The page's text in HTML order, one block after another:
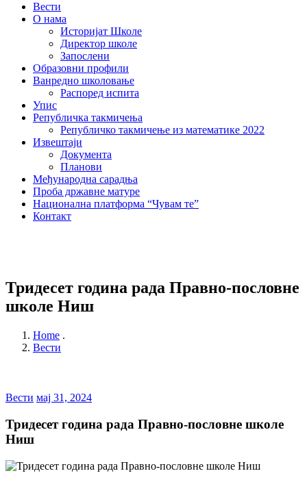
Вести
О нама
Историјат Школе
Директор школе
Запослени
Образовни профили
Ванредно школовање
Распоред испита
Упис
Републичка такмичења
Републичко такмичење из математике 2022
Извештаји
Документа
Планови
Међународна сарадња
Проба државне матуре
Национална платформа “Чувам те”
Контакт
Тридесет година рада Правно-пословне
школе Ниш
Home .
Вести
Вести мај 31, 2024
Тридесет година рада Правно-пословне школе
Ниш